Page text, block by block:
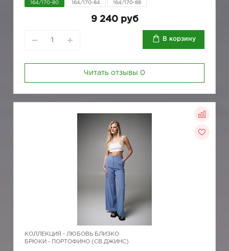
164/170-80 164/170-84 164/170-88
9 240 руб
В корзину
Читать отзывы 0
КОЛЛЕКЦИЯ - ЛЮБОВЬ БЛИЗКО
БРЮКИ - ПОРТОФИНО (СВ.ДЖИНС)